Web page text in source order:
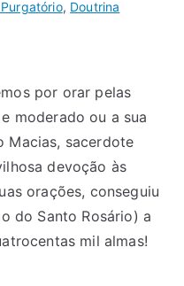
, Doutrina
por orar pelas
moderado ou a sua
Macias, sacerdote
devoção às
orações, conseguiu
do Santo Rosário) a
mil almas!